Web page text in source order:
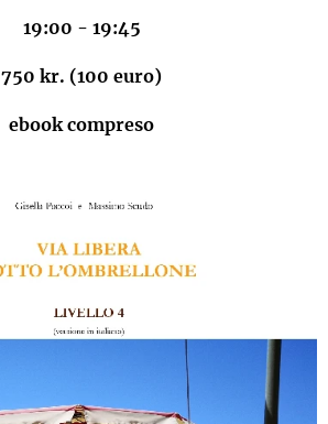
19:00 - 19:45
750 kr. (100 euro)
ebook compreso